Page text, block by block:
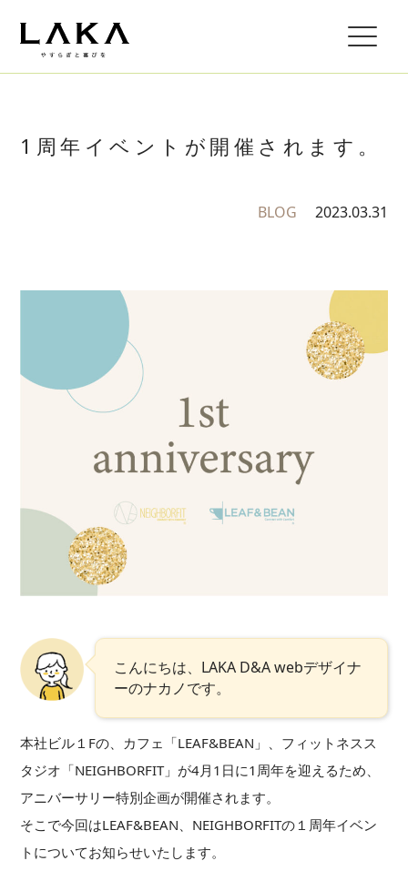
1周年イベントが開催されます。
BLOG 2023.03.31
こんにちは、LAKA D&A webデザイナ
ーのナカノです。
本社ビル１Fの、カフェ「LEAF&BEAN」、フィットネスス
タジオ「NEIGHBORFIT」が4月1日に1周年を迎えるため、
アニバーサリー特別企画が開催されます。
そこで今回はLEAF&BEAN、NEIGHBORFITの１周年イベン
トについてお知らせいたします。